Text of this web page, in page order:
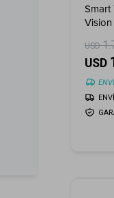
Smart
USD
USD